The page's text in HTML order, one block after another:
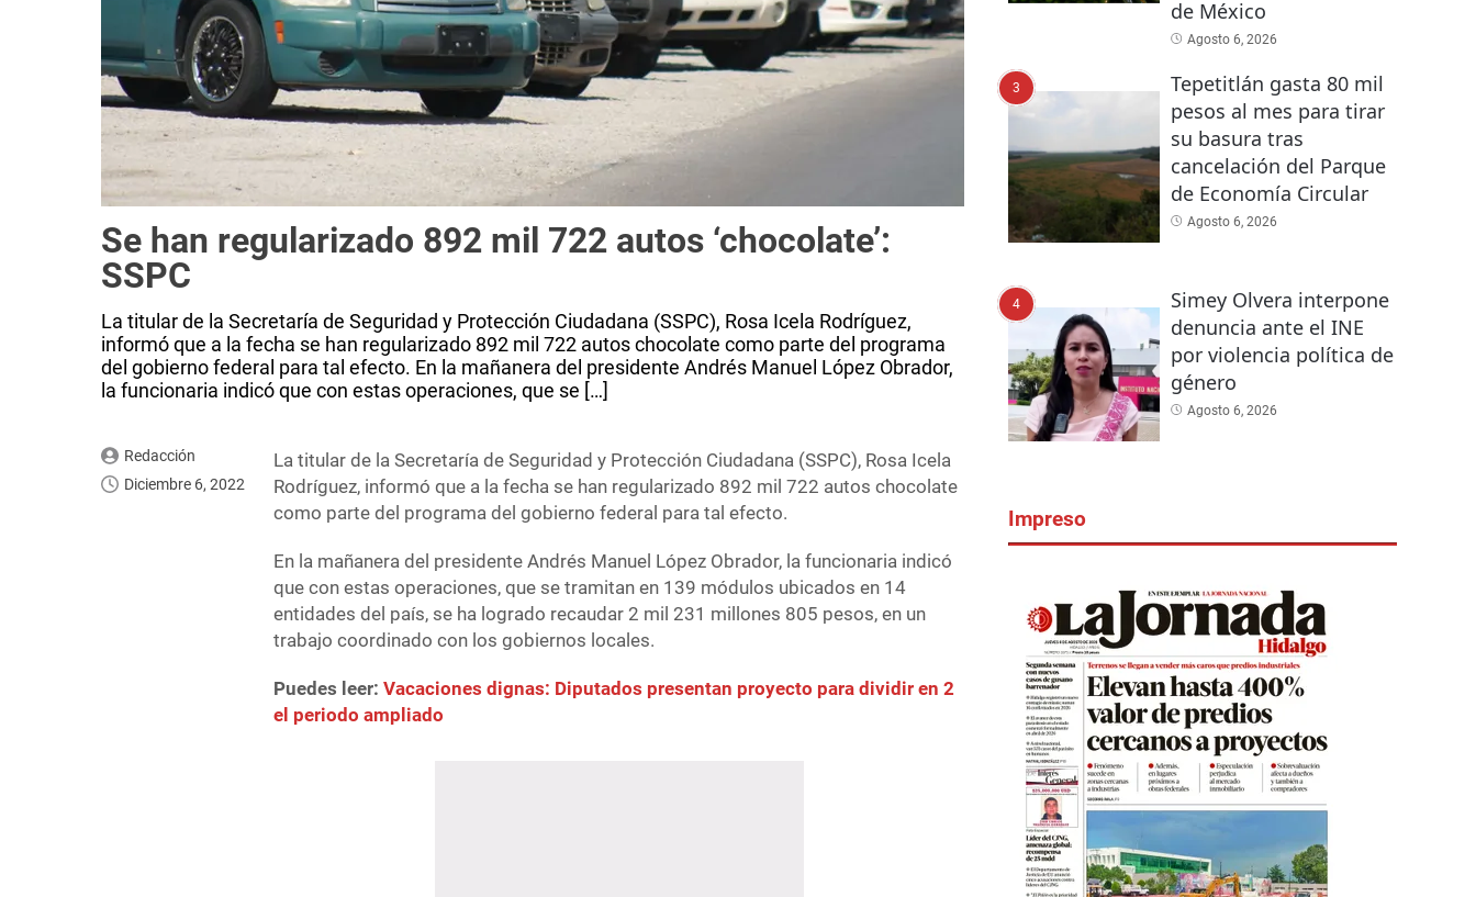
Se han regularizado 892 mil 722 autos ‘chocolate’:
SSPC
La titular de la Secretaría de Seguridad y Protección Ciudadana (SSPC), Rosa Icela Rodríguez,
informó que a la fecha se han regularizado 892 mil 722 autos chocolate como parte del programa
del gobierno federal para tal efecto. En la mañanera del presidente Andrés Manuel López Obrador,
la funcionaria indicó que con estas operaciones, que se […]
Redacción
Diciembre 6, 2022
La titular de la Secretaría de Seguridad y Protección Ciudadana (SSPC), Rosa Icela
Rodríguez, informó que a la fecha se han regularizado 892 mil 722 autos chocolate
como parte del programa del gobierno federal para tal efecto.
En la mañanera del presidente Andrés Manuel López Obrador, la funcionaria indicó
que con estas operaciones, que se tramitan en 139 módulos ubicados en 14
entidades del país, se ha logrado recaudar 2 mil 231 millones 805 pesos, en un
trabajo coordinado con los gobiernos locales.
Puedes leer:Vacaciones dignas: Diputados presentan proyecto para dividir en 2
el periodo ampliado
de México
Agosto 6, 2026
3
Tepetitlán gasta 80 mil
pesos al mes para tirar
su basura tras
cancelación del Parque
de Economía Circular
Agosto 6, 2026
4
Simey Olvera interpone
denuncia ante el INE
por violencia política de
género
Agosto 6, 2026
Impreso